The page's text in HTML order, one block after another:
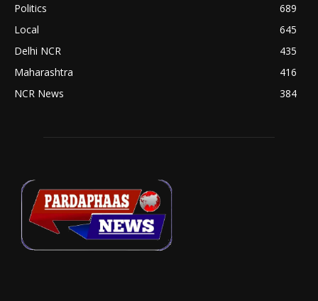
Politics
689
Local
645
Delhi NCR
435
Maharashtra
416
NCR News
384